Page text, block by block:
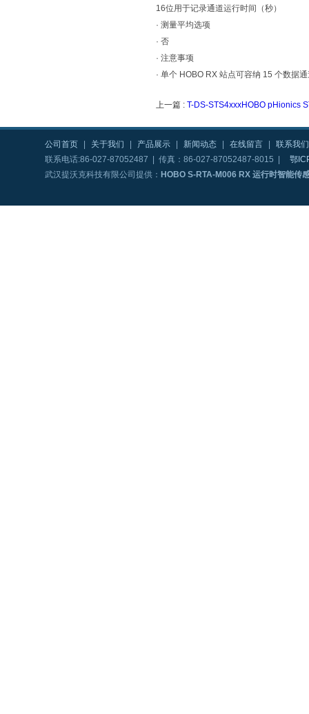
16位用于记录通道运行时间（秒）
· 测量平均选项
· 否
· 注意事项
· 单个 HOBO RX 站点可容纳 15 个数据
上一篇 : T-DS-STS4xxxHOBO pHionics
公司首页 关于我们 产品展示 新闻动态 在线留言
联系我们
联系电话:86-027-87052487 | 传真：86-027-87052487-8015 |
鄂
武汉提沃克科技有限公司提供： HOBO S-RTA-M006 RX 运行时智能传